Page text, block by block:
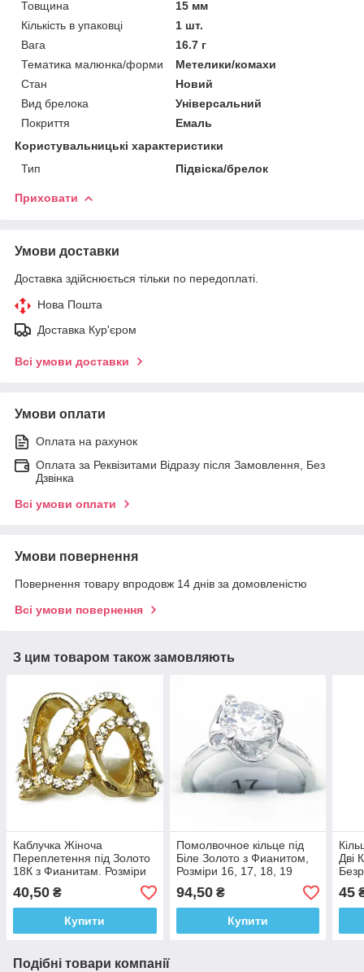
Товщина
15 мм
Кількість в упаковці
1 шт.
Вага
16.7 г
Тематика малюнка/форми
Метелики/комахи
Стан
Новий
Вид брелока
Універсальний
Покриття
Емаль
Користувальницькі характеристики
Тип
Підвіска/брелок
Приховати
Умови доставки
Доставка здійснюється тільки по передоплаті.
Нова Пошта
Доставка Кур'єром
Всі умови доставки
Умови оплати
Оплата на рахунок
Оплата за Реквізитами Відразу після Замовлення, Без
Дзвінка
Всі умови оплати
Умови повернення
Повернення товару впродовж 14 днів за домовленістю
Всі умови повернення
З цим товаром також замовляють
Каблучка Жіноча
Переплетення під Золото
18К з Фианитам. Розміри
16, 18, Біжутерія, Каблучки
на Палець
40,50 ₴
Купити
Помолвочное кільце під
Біле Золото з Фианитом,
Розміри 16, 17, 18, 19
Біжутерія Каблучки
94,50₴
Купити
Дві
45
Подібні товари компанії